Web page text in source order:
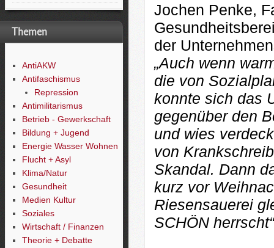
Themen
AntiAKW
Antifaschismus
Repression
Antimilitarismus
Betrieb - Gewerkschaft
Bildung + Jugend
Energie Wasser Wohnen
Flucht + Asyl
Klima/Natur
Gesundheit
Medien Kultur
Soziales
Wirtschaft / Finanzen
Theorie + Debatte
Jochen Penke,
der
„Auch wenn
die von
konnte sich das
gegenüber den
und wies
von
Skandal. Dann
kurz vor
Riesensauerei
SCHÖN